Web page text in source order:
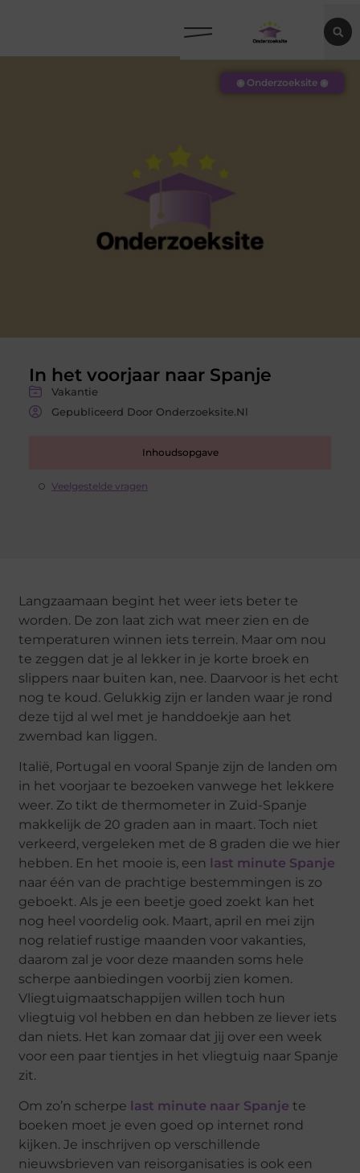
In het voorjaar naar Spanje
Vakantie
Gepubliceerd Door Onderzoeksite.nl
Inhoudsopgave
Veelgestelde vragen
◉ Onderzoeksite ◉
Langzaamaan begint het weer iets beter te
worden. De zon laat zich wat meer zien en de
temperaturen winnen iets terrein. Maar om nou
te zeggen dat je al lekker in je korte broek en
slippers naar buiten kan, nee. Daarvoor is het echt
nog te koud. Gelukkig zijn er landen waar je rond
deze tijd al wel met je handdoekje aan het
zwembad kan liggen.
Italië, Portugal en vooral Spanje zijn de landen om
in het voorjaar te bezoeken vanwege het lekkere
weer. Zo tikt de thermometer in Zuid-Spanje
makkelijk de 20 graden aan in maart. Toch niet
verkeerd, vergeleken met de 8 graden die we hier
hebben. En het mooie is, een last minute Spanje
naar één van de prachtige bestemmingen is zo
geboekt. Als je een beetje goed zoekt kan het
nog heel voordelig ook. Maart, april en mei zijn
nog relatief rustige maanden voor vakanties,
daarom zal je voor deze maanden soms hele
scherpe aanbiedingen voorbij zien komen.
Vliegtuigmaatschappijen willen toch hun
vliegtuig vol hebben en dan hebben ze liever iets
dan niets. Het kan zomaar dat jij over een week
voor een paar tientjes in het vliegtuig naar Spanje
zit.
Om zo’n scherpe last minute naar Spanje te
boeken moet je even goed op internet rond
kijken. Je inschrijven op verschillende
nieuwsbrieven van reisorganisaties is ook een